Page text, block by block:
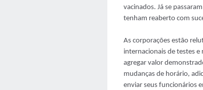
vacinados. Já se
tenham reaberto com
As corporações estão
internacionais de testes e
agregar valor
mudanças de horário,
enviar seus funcionários